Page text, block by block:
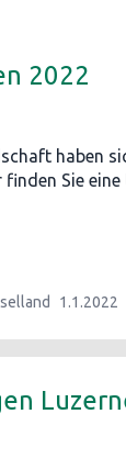
2022
haben
finden Sie
1.1.2022